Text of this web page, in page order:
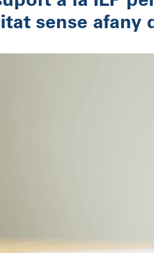
sense afany